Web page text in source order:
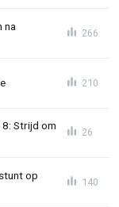
na
266
210
8: Strijd om
26
op
140